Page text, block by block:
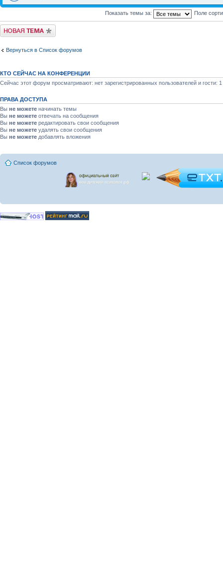
Показать темы за: Поле
Новая тема
Вернуться в Список форумов
КТО СЕЙЧАС НА КОНФЕРЕНЦИИ
Сейчас этот форум просматривают: нет зарегистрированных пользователей и гости: 1
ПРАВА ДОСТУПА
Вы не можете начинать темы
Вы не можете отвечать на сообщения
Вы не можете редактировать свои сообщения
Вы не можете удалять свои сообщения
Вы не можете добавлять вложения
Список форумов